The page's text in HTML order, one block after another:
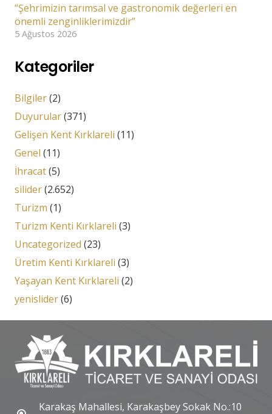
“Şehrimizin tarımsal ve gastronomik değerleri en
önemli zenginliklerimizdir”
5 Ağustos 2026
Kategoriler
Bilgiler(2)
Duyurular(371)
Gelişen Kent Kırklareli (11)
Genel (11)
İhracat(5)
silider(2.652)
Turizm (1)
Turizm Kenti Kırklareli (3)
Uncategorized (23)
Üretim Kenti Kırklareli (3)
Yaşayan Kent Kırklareli (2)
yenislider(6)
Karakaş Mahallesi, Karakaşbey Sokak No.:10